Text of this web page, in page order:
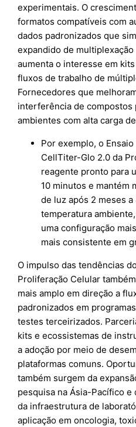
experimentais. O
formatos compatíveis com
dados padronizados que
expandido de
aumenta o interesse em
fluxos de trabalho de
Fornecedores que
interferência de compostos
ambientes com alta carga
Por exemplo, o
CellTiter-Glo 2.0 da
reagente pronto para
10 minutos e mantém
de luz após 2 meses a
temperatura
uma configuração
mais consistente em
O impulso das tendências
Proliferação Celular
mais amplo em direção a
padronizados em
testes terceirizados.
kits e ecossistemas de
a adoção por meio de
plataformas comuns.
também surgem da
pesquisa na Ásia-Pacífico
da infraestrutura de
aplicação em oncologia,